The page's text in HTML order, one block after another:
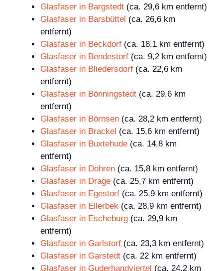
Glasfaser in Bargstedt (ca. 29,6 km entfernt)
Glasfaser in Barsbüttel (ca. 26,6 km
entfernt)
Glasfaser in Beckdorf (ca. 18,1 km entfernt)
Glasfaser in Bendestorf (ca. 9,2 km entfernt)
Glasfaser in Bliedersdorf (ca. 22,6 km
entfernt)
Glasfaser in Bönningstedt (ca. 29,6 km
entfernt)
Glasfaser in Börnsen (ca. 28,2 km entfernt)
Glasfaser in Brackel (ca. 15,6 km entfernt)
Glasfaser in Buxtehude (ca. 14,8 km
entfernt)
Glasfaser in Dohren (ca. 15,8 km entfernt)
Glasfaser in Drage (ca. 25,7 km entfernt)
Glasfaser in Egestorf (ca. 25,9 km entfernt)
Glasfaser in Ellerbek (ca. 28,9 km entfernt)
Glasfaser in Escheburg (ca. 29,9 km
entfernt)
Glasfaser in Garlstorf (ca. 23,3 km entfernt)
Glasfaser in Garstedt (ca. 22 km entfernt)
Glasfaser in Guderhandviertel (ca. 24,2 km